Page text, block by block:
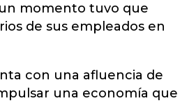
momento tuvo que
de sus empleados en
con una afluencia de
una economía que